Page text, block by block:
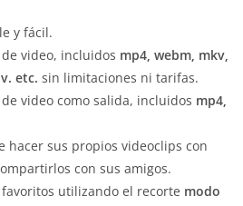
y fácil.
video, incluidos mp4, webm, mkv,
etc. sin limitaciones ni tarifas.
video como salida, incluidos mp4,
hacer sus propios videoclips con
con sus amigos.
utilizando el recorte modo